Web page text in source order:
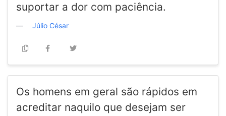
suportar a dor com paciência.
Júlio César
Os homens em geral são rápidos em
acreditar naquilo que desejam ser